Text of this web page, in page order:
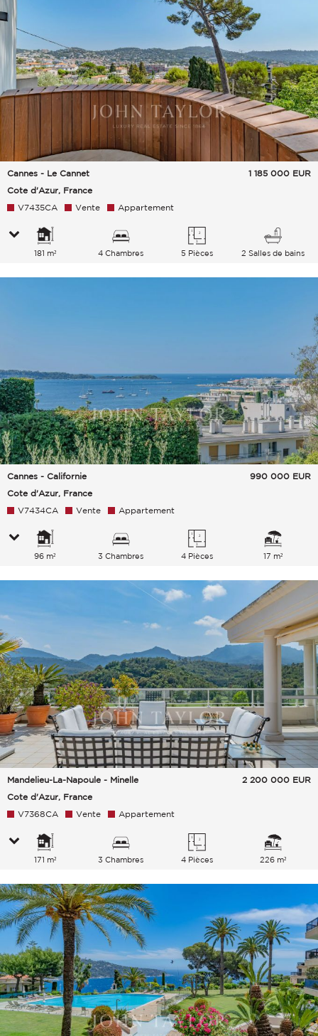
Cannes - Le Cannet
Cote d'Azur, France
1 185 000 EUR
V7435CA Vente Appartement
181 m² 4 Chambres 5 Pièces 2 Salles de bains
Cannes - Californie
Cote d'Azur, France
990 000 EUR
V7434CA Vente Appartement
96 m² 3 Chambres 4 Pièces 17 m²
Mandelieu-La-Napoule - Minelle
Cote d'Azur, France
2 200 000 EUR
V7368CA Vente Appartement
171 m² 3 Chambres 4 Pièces 226 m²